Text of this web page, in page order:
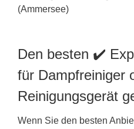
Den besten ✔️
für Dampfreiniger
Reinigungsgerät
Wenn Sie den besten